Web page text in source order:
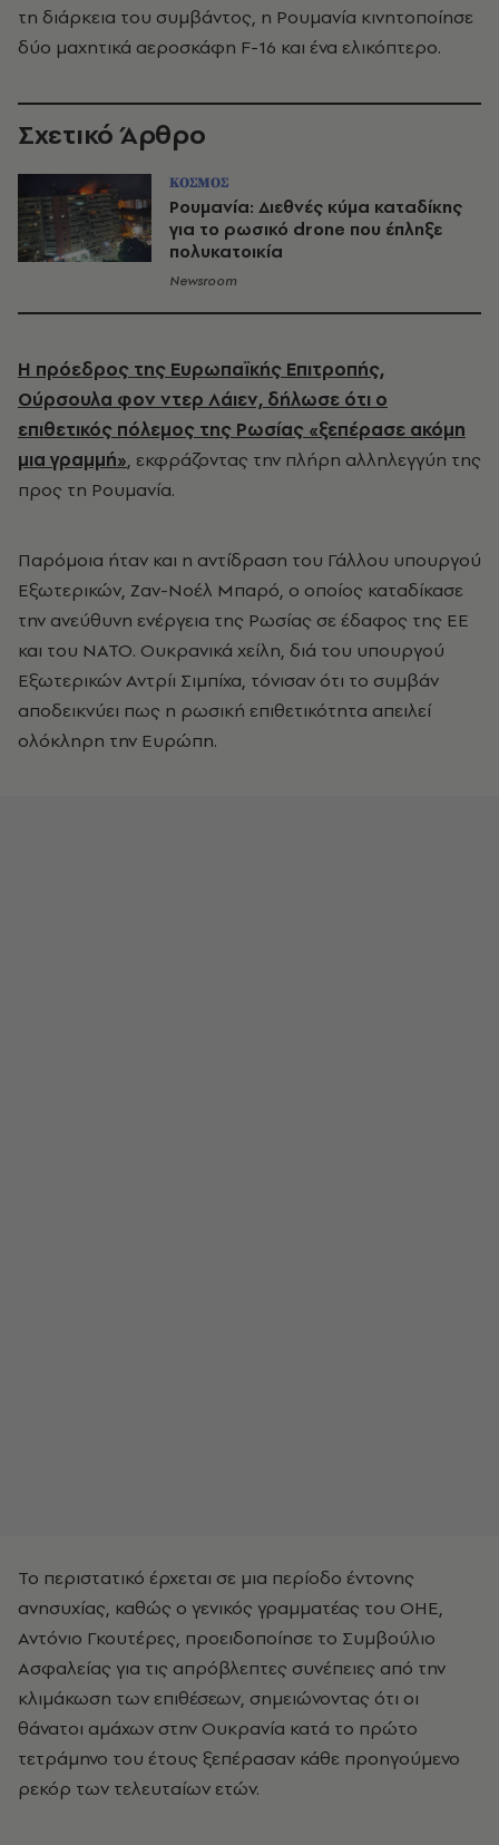
τη διάρκεια του συμβάντος, η Ρουμανία κινητοποίησε
δύο μαχητικά αεροσκάφη F-16 και ένα ελικόπτερο.
Σχετικό Άρθρο
ΚΟΣΜΟΣ
Ρουμανία: Διεθνές κύμα καταδίκης
για το ρωσικό drone που έπληξε
πολυκατοικία
Newsroom
Η πρόεδρος της Ευρωπαϊκής Επιτροπής,
Ούρσουλα φον ντερ Λάιεν, δήλωσε ότι ο
επιθετικός πόλεμος της Ρωσίας «ξεπέρασε ακόμη
μια γραμμή», εκφράζοντας την πλήρη αλληλεγγύη της
προς τη Ρουμανία.
Παρόμοια ήταν και η αντίδραση του Γάλλου υπουργού
Εξωτερικών, Ζαν-Νοέλ Μπαρό, ο οποίος καταδίκασε
την ανεύθυνη ενέργεια της Ρωσίας σε έδαφος της ΕΕ
και του ΝΑΤΟ. Ουκρανικά χείλη, διά του υπουργού
Εξωτερικών Αντρίι Σιμπίχα, τόνισαν ότι το συμβάν
αποδεικνύει πως η ρωσική επιθετικότητα απειλεί
ολόκληρη την Ευρώπη.
Το περιστατικό έρχεται σε μια περίοδο έντονης
ανησυχίας, καθώς ο γενικός γραμματέας του ΟΗΕ,
Αντόνιο Γκουτέρες, προειδοποίησε το Συμβούλιο
Ασφαλείας για τις απρόβλεπτες συνέπειες από την
κλιμάκωση των επιθέσεων, σημειώνοντας ότι οι
θάνατοι αμάχων στην Ουκρανία κατά το πρώτο
τετράμηνο του έτους ξεπέρασαν κάθε προηγούμενο
ρεκόρ των τελευταίων ετών.